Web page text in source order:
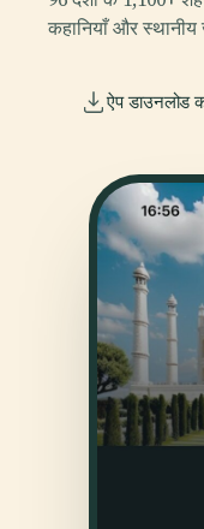
कहानियाँ और
ऐप डाउनलोड